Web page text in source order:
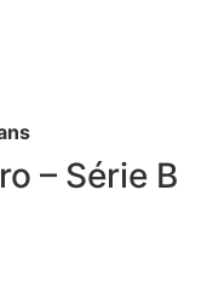
– Série B